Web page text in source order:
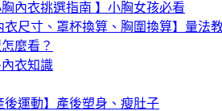
胸內衣挑選指南 】小胸女孩必看
衣尺寸、罩杯換算、胸圍換算】量法
麼看？
內衣知識
後運動】產後塑身、瘦肚子